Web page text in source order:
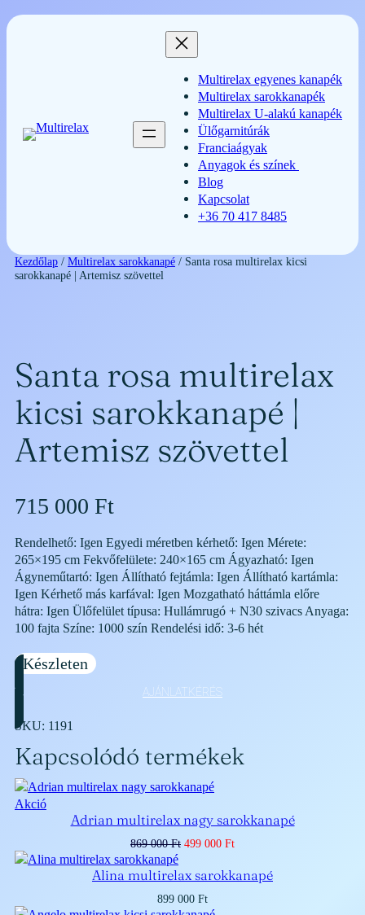
Ugrás
a
Multirelax egyenes kanapék
Multirelax sarokkanapék
Multirelax U-alakú kanapék
Ülőgarnitúrák
Franciaágyak
Anyagok és színek
Blog
Kapcsolat
+36 70 417 8485
Kezdőlap / Multirelax sarokkanapé / Santa rosa multirelax kicsi
sarokkanapé | Artemisz szövettel
Santa rosa multirelax
kicsi sarokkanapé |
Artemisz szövettel
715 000 Ft
Rendelhető: Igen Egyedi méretben kérhető: Igen Mérete:
265×195 cm Fekvőfelülete: 240×165 cm Ágyazható: Igen
Ágyneműtartó: Igen Állítható fejtámla: Igen Állítható kartámla:
Igen Kérhető más karfával: Igen Mozgatható háttámla előre
hátra: Igen Ülőfelület típusa: Hullámrugó + N30 szivacs Anyaga:
100 fajta Színe: 1000 szín Rendelési idő: 3-6 hét
Készleten
AJÁNLATKÉRÉS
SKU: 1191
Kapcsolódó termékek
AkcióAkciós
termékAdrian multirelax nagy sarokkanapé
869 000Ft Original
869
000 Ft.
499 000 FtCurrent
499
Alina multirelax sarokkanapé
899 000 Ft